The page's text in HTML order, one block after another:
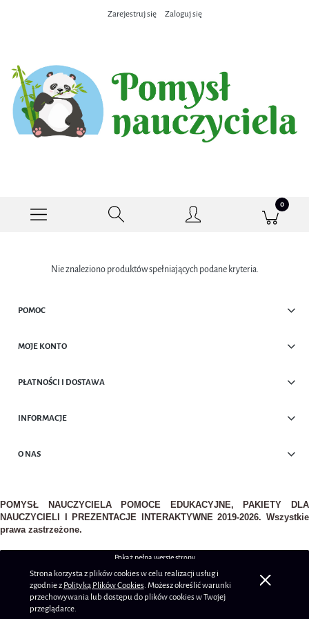
Strona korzysta z plików cookies w celu realizacji usług i
zgodnie zPolityką Plików Cookies. Możesz określić warunki
przechowywania lub dostępu do plików cookies w Twojej
przeglądarce.
Zarejestruj się Zaloguj się
Nie znaleziono produktów spełniających podane kryteria.
POMOC
MOJE KONTO
PŁATNOŚCI I DOSTAWA
INFORMACJE
O NAS
POMYSŁ NAUCZYCIELA POMOCE EDUKACYJNE, PAKIETY DLA
NAUCZYCIELI I PREZENTACJE INTERAKTYWNE 2019-2026. Wszystkie
prawa zastrzeżone.
Pokaż pełną wersję strony
Sklep internetowy Shoper.pl